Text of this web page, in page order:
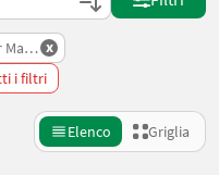
x
i filtri
Elenco Griglia